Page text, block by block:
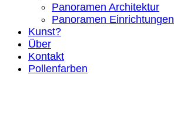
Panoramen Architektur
Panoramen Einrichtungen
Kunst?
Über
Kontakt
Pollenfarben